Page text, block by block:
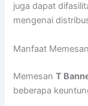
juga dapat
mengenai
Manfaat
MemesanT
beberapa